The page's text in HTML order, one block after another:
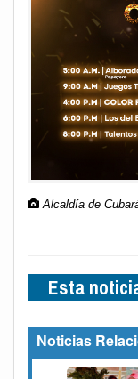
Alcaldía de
Esta
Noticias